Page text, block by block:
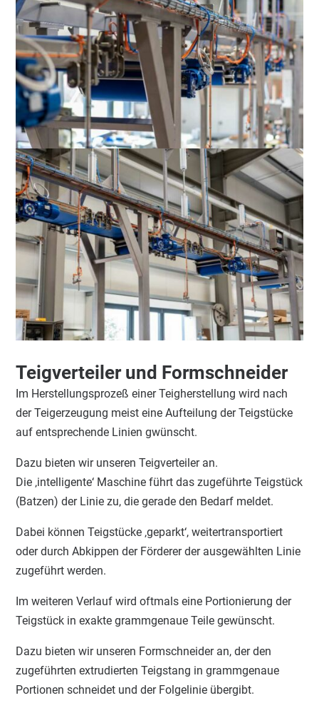
Teigverteiler und Formschneider
Im Herstellungsprozeß einer Teigherstellung wird nach
der Teigerzeugung meist eine Aufteilung der Teigstücke
auf entsprechende Linien gwünscht.
Dazu bieten wir unseren Teigverteiler an.
Die ‚intelligente‘ Maschine führt das zugeführte Teigstück
(Batzen) der Linie zu, die gerade den Bedarf meldet.
Dabei können Teigstücke ‚geparkt‘, weitertransportiert
oder durch Abkippen der Förderer der ausgewählten Linie
zugeführt werden.
Im weiteren Verlauf wird oftmals eine Portionierung der
Teigstück in exakte grammgenaue Teile gewünscht.
Dazu bieten wir unseren Formschneider an, der den
zugeführten extrudierten Teigstang in grammgenaue
Portionen schneidet und der Folgelinie übergibt.